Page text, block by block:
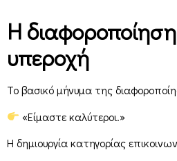
Η διαφοροποίηση
υπεροχή
Το βασικό μήνυμα της
«Είμαστε καλύτεροι.»
Η δημιουργία κατηγορίας